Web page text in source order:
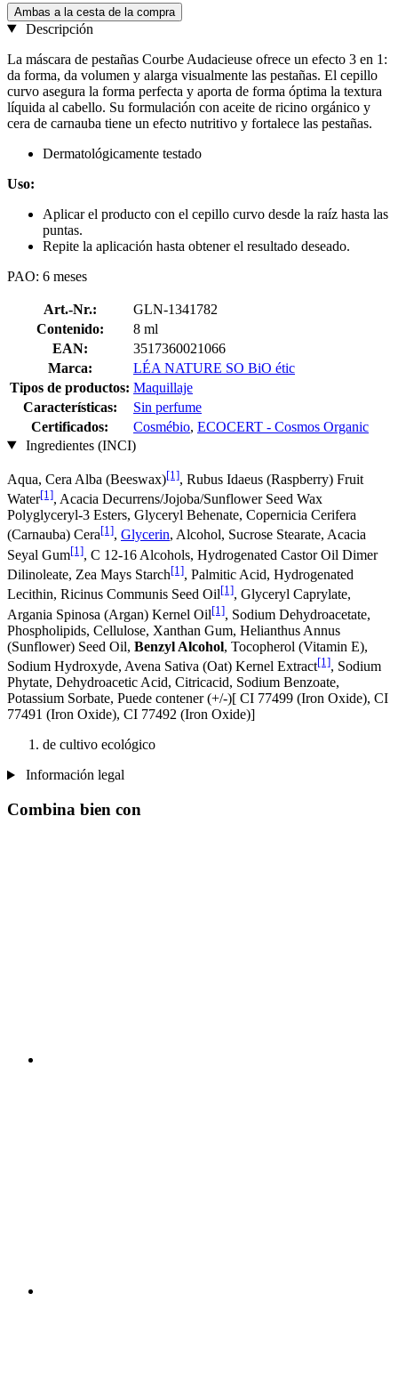
Ambas a la cesta de la compra
Descripción
La máscara de pestañas Courbe Audacieuse ofrece un efecto 3 en 1:
da forma, da volumen y alarga visualmente las pestañas. El cepillo
curvo asegura la forma perfecta y aporta de forma óptima la textura
líquida al cabello. Su formulación con aceite de ricino orgánico y
cera de carnauba tiene un efecto nutritivo y fortalece las pestañas.
Dermatológicamente testado
Uso:
Aplicar el producto con el cepillo curvo desde la raíz hasta las
puntas.
Repite la aplicación hasta obtener el resultado deseado.
PAO: 6 meses
Art.-Nr.:
GLN-1341782
Contenido:
8 ml
EAN:
3517360021066
Marca:
LÉA NATURE SO BiO étic
Tipos de productos: Maquillaje
Características:
Sin perfume
Certificados:
Cosmébio, ECOCERT - Cosmos Organic
Ingredientes (INCI)
Aqua, Cera Alba (Beeswax)[1], Rubus Idaeus (Raspberry) Fruit
Water[1], Acacia Decurrens/Jojoba/Sunflower Seed Wax
Polyglyceryl-3 Esters, Glyceryl Behenate, Copernicia Cerifera
(Carnauba) Cera[1], Glycerin, Alcohol, Sucrose Stearate, Acacia
Seyal Gum[1], C 12-16 Alcohols, Hydrogenated Castor Oil Dimer
Dilinoleate, Zea Mays Starch[1], Palmitic Acid, Hydrogenated
Lecithin, Ricinus Communis Seed Oil[1], Glyceryl Caprylate,
Argania Spinosa (Argan) Kernel Oil[1], Sodium Dehydroacetate,
Phospholipids, Cellulose, Xanthan Gum, Helianthus Annus
(Sunflower) Seed Oil, Benzyl Alcohol, Tocopherol (Vitamin E),
Sodium Hydroxyde, Avena Sativa (Oat) Kernel Extract[1], Sodium
Phytate, Dehydroacetic Acid, Citricacid, Sodium Benzoate,
Potassium Sorbate, Puede contener (+/-)[ CI 77499 (Iron Oxide), CI
77491 (Iron Oxide), CI 77492 (Iron Oxide)]
de cultivo ecológico
Información legal
Combina bien con